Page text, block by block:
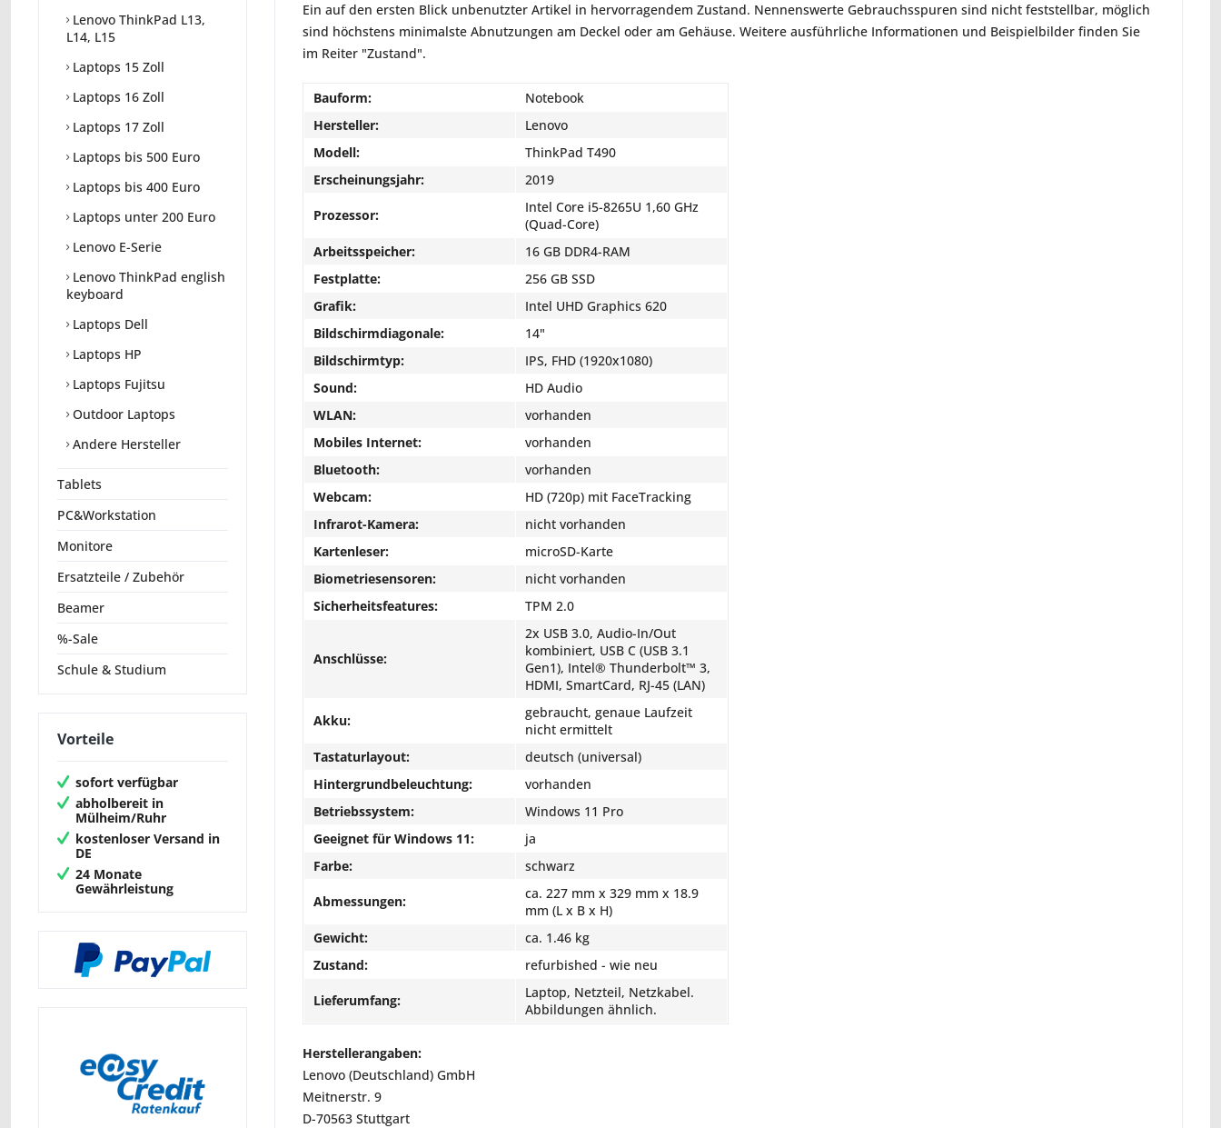
Lenovo ThinkPad L13,
L14, L15
Laptops 15 Zoll
Laptops 16 Zoll
Laptops 17 Zoll
Laptops bis 500 Euro
Laptops bis 400 Euro
Laptops unter 200 Euro
Lenovo E-Serie
Lenovo ThinkPad english
keyboard
Laptops Dell
Laptops HP
Laptops Fujitsu
Outdoor Laptops
Andere Hersteller
Tablets
PC&Workstation
Monitore
Ersatzteile / Zubehör
Beamer
%-Sale
Schule & Studium
Vorteile
sofort verfügbar
abholbereit in
Mülheim/Ruhr
kostenloser Versand in
DE
24 Monate
Gewährleistung
Ein auf den ersten Blick unbenutzter Artikel in hervorragendem Zustand. Nennenswerte Gebrauchsspuren sind nicht feststellbar, möglich
sind höchstens minimalste Abnutzungen am Deckel oder am Gehäuse. Weitere ausführliche Informationen und Beispielbilder finden Sie
im Reiter "Zustand".
Bauform:
Notebook
Hersteller:
Lenovo
Modell:
ThinkPad T490
Erscheinungsjahr:
2019
Prozessor:
Intel Core i5-8265U 1,60 GHz
(Quad-Core)
Arbeitsspeicher:
16 GB DDR4-RAM
Festplatte:
256 GB SSD
Grafik:
Intel UHD Graphics 620
Bildschirmdiagonale:
14"
Bildschirmtyp:
IPS, FHD (1920x1080)
Sound:
HD Audio
WLAN:
vorhanden
Mobiles Internet:
vorhanden
Bluetooth:
vorhanden
Webcam:
HD (720p) mit FaceTracking
Infrarot-Kamera:
nicht vorhanden
Kartenleser:
microSD-Karte
Biometriesensoren:
nicht vorhanden
Sicherheitsfeatures:
TPM 2.0
Anschlüsse:
2x USB 3.0, Audio-In/Out
kombiniert, USB C (USB 3.1
Gen1), Intel® Thunderbolt™ 3,
HDMI, SmartCard, RJ-45 (LAN)
Akku:
gebraucht, genaue Laufzeit
nicht ermittelt
Tastaturlayout:
deutsch (universal)
Hintergrundbeleuchtung:
vorhanden
Betriebssystem:
Windows 11 Pro
Geeignet für Windows 11:
ja
Farbe:
schwarz
Abmessungen:
ca. 227 mm x 329 mm x 18.9
mm (L x B x H)
Gewicht:
ca. 1.46 kg
Zustand:
refurbished - wie neu
Lieferumfang:
Laptop, Netzteil, Netzkabel.
Abbildungen ähnlich.
Herstellerangaben:
Lenovo (Deutschland) GmbH
Meitnerstr. 9
D-70563 Stuttgart